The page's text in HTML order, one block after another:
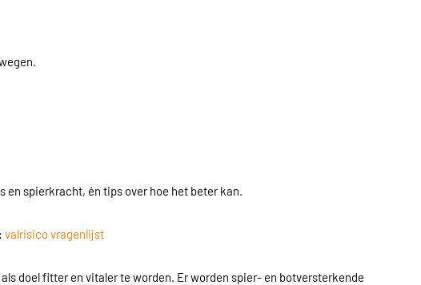
spierkracht, én tips over hoe het beter kan.
valrisico vragenlijst
doel fitter en vitaler te worden. Er worden spier- en botversterkende